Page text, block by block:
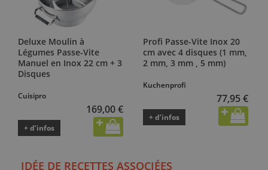
Deluxe Moulin à
Légumes Passe-Vite
Manuel en Inox 22 cm + 3
Disques
Cuisipro
169,00 €
+ d’infos
Profi Passe-Vite Inox 20
cm avec 4 disques (1 mm,
2 mm, 3 mm , 5 mm)
Kuchenprofi
77,95 €
+ d’infos
IDÉE DE RECETTES ASSOCIÉES